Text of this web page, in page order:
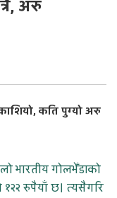
अरु
कति पुग्यो अरु
भारतीय गोलभेँडाको
रुपैयाँ छ। त्यसैगरि